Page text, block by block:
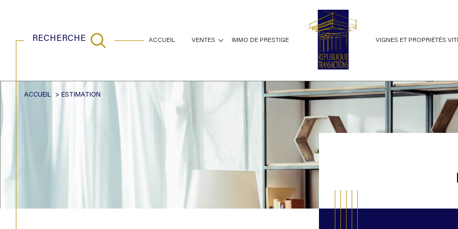
ACCUEIL VENTES
maisons appartements terrains
IMMO DE PRESTIGE VIGNES ET PROPRIÉTÉS
RECHERCHE
de l'ancien
BUDGET
voir les61annonces
ACCUEIL ESTIMATION